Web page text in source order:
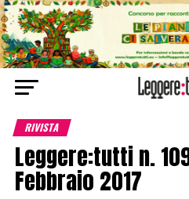
RIVISTA
Leggere:tutti n.
Febbraio 2017